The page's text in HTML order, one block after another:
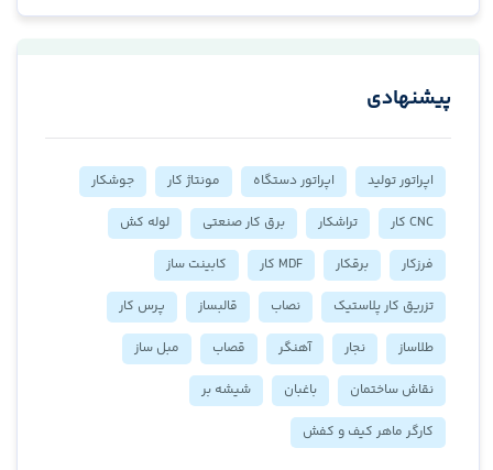
پیشنهادی
اپراتور تولید اپراتور دستگاه مونتاژ کار
جوشکار
CNC کار
تراشکار برق کار صنعتی
لوله کش
فرزکار
برقکار MDF کار
کابینت ساز
تزریق کار پلاستیک
نصاب قالبساز
پرس کار
طلاساز
نجار آهنگر قصاب
مبل ساز
نقاش ساختمان
باغبان
شیشه بر
کارگر ماهر کیف و کفش